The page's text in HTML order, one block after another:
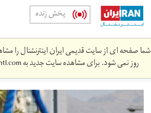
Skip
main
content
پخش زنده
شما صفحه ای از سایت قدیمی ایران اینترنشنال را
روز نمی شود. برای مشاهده سایت جدید به
dm1.jpeg